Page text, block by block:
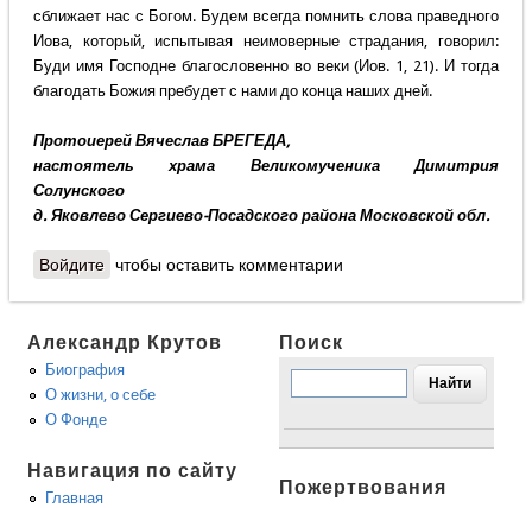
сближает нас с Богом. Будем всегда помнить слова праведного
Иова, который, испытывая неимоверные страдания, говорил:
Буди имя Господне благословенно во веки (Иов. 1, 21). И тогда
благодать Божия пребудет с нами до конца наших дней.
Протоиерей Вячеслав БРЕГЕДА,
настоятель храма Великомученика Димитрия
Солунского
д. Яковлево Сергиево-Посадского района Московской обл.
Войдите чтобы оставить комментарии
Александр Крутов
Биография
О жизни, о себе
О Фонде
Навигация по сайту
Главная
Поиск
Пожертвования